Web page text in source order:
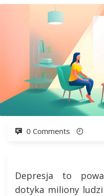
0 Comments
Depresja to
dotyka miliony ludzi